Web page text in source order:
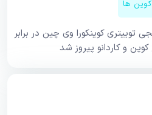
کوین ها
توییتری کوینکورا وی چین در برابر
و کاردانو پیروز شد